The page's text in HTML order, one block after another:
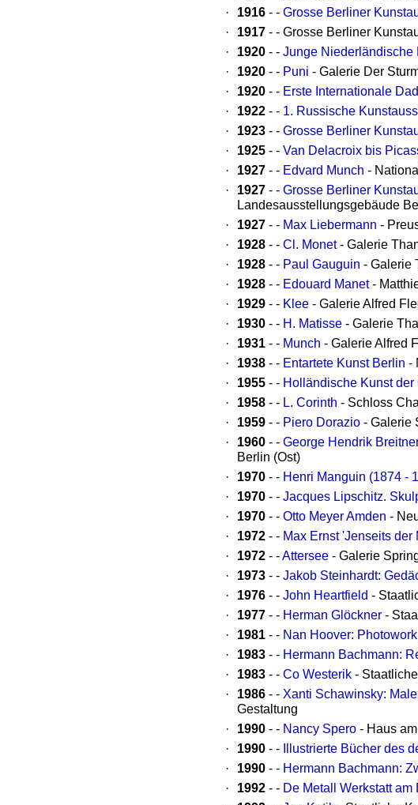
·
1916 - - Grosse Berliner
·
1917 - - Grosse Berliner
·
1920 - - Junge Niederländische
·
1920 - - Puni - Galerie Der
·
1920 - - Erste Internationale
·
1922 - - 1. Russische
·
1923 - - Grosse Berliner
·
1925 - - Van Delacroix bis
·
1927 - - Edvard Munch -
·
1927 - - Grosse Berliner
Landesausstellungsgebäude
·
1927 - - Max Liebermann -
·
1928 - - Cl. Monet- Galerie
·
1928 - - Paul Gauguin - Galerie
·
1928 - - Edouard Manet-
·
1929 - - Klee - Galerie Alfred
·
1930 - - H. Matisse - Galerie
·
1931 - - Munch - Galerie Alfred
·
1938 - - Entartete Kunst Berlin -
·
1955 - - Holländische Kunst der
·
1958 - - L. Corinth - Schloss
·
1959 - - Piero Dorazio - Galerie
·
1960 - - George Hendrik
Berlin (Ost)
·
1970 - - Henri Manguin (1874 -
·
1970 - - Jacques Lipschitz.
·
1970 - - Otto Meyer Amden -
·
1972 - - Max Ernst 'Jenseits der
·
1972 - -Attersee - Galerie
·
1973 - - Jakob Steinhardt:
·
1976 - - John Heartfield -
·
1977 - - Herman Glöckner -
·
1981 - - Nan Hoover:
·
1983 - - Hermann Bachmann:
·
1983 - - Co Westerik -
·
1986 - - Xanti Schawinsky:
Gestaltung
·
1990 - - Nancy Spero - Haus
·
1990 - - Illustrierte Bücher des
·
1990 - - Hermann Bachmann:
·
1992 - - De Metall Werkstatt am